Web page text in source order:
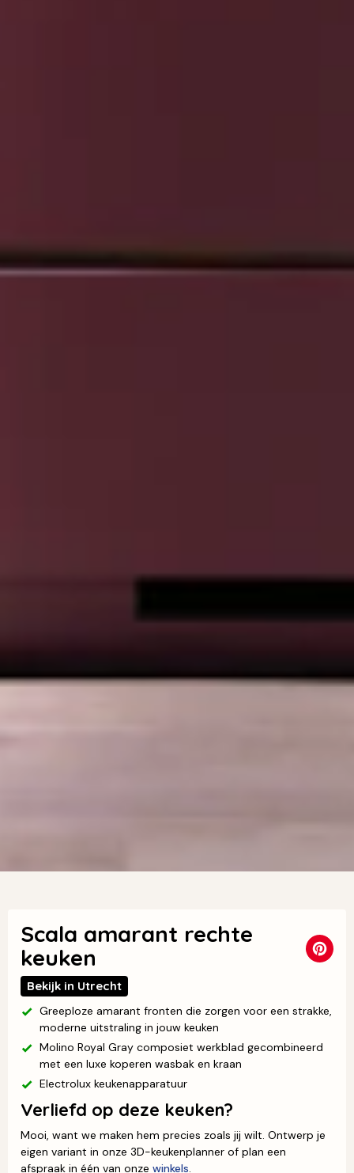
Scala amarant rechte
keuken
Bekijk in Utrecht
Greeploze amarant fronten die zorgen voor een strakke,
moderne uitstraling in jouw keuken
Molino Royal Gray composiet werkblad gecombineerd
met een luxe koperen wasbak en kraan
Electrolux keukenapparatuur
Verliefd op deze keuken?
Mooi, want we maken hem precies zoals jij wilt. Ontwerp je
eigen variant in onze 3D-keukenplanner of plan een
afspraak in één van onze winkels.